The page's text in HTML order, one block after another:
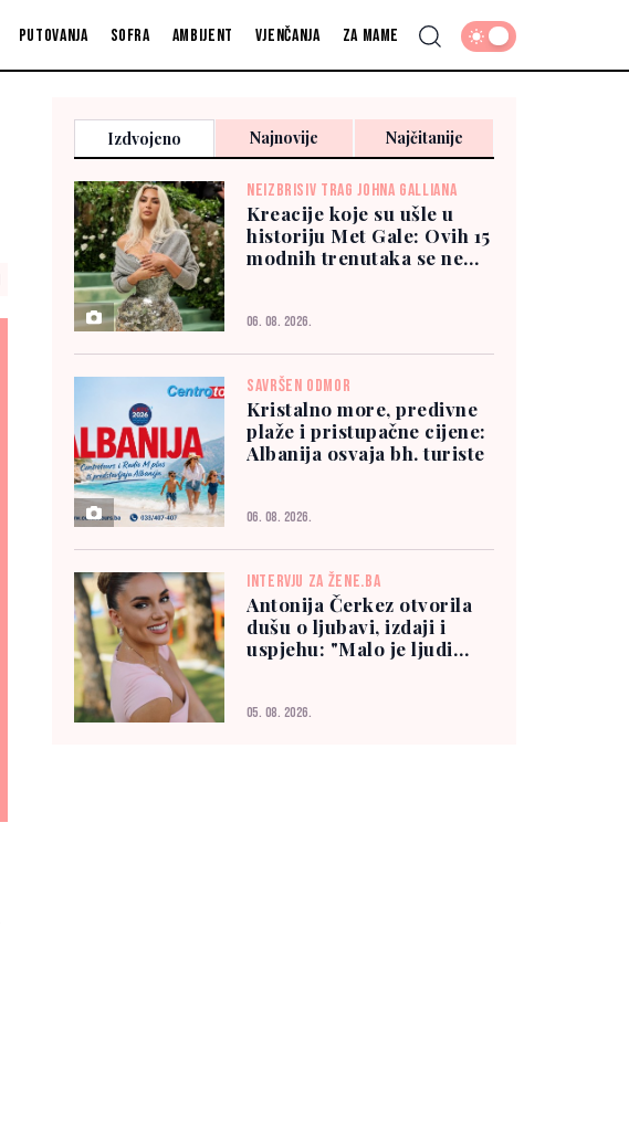
Putovanja Sofra Ambijent Vjenčanja Za mame
Izdvojeno Najnovije Najčitanije
NEIZBRISIV TRAG JOHNA GALLIANA
Kreacije koje su ušle u
historiju Met Gale: Ovih 15
modnih trenutaka se ne
06. 08. 2026.
SAVRŠEN ODMOR
Kristalno more, predivne
plaže i pristupačne cijene:
Albanija osvaja bh. turiste
06. 08. 2026.
INTERVJU ZA ŽENE.BA
Antonija Čerkez otvorila
dušu o ljubavi, izdaji i
uspjehu: "Malo je ljudi
05. 08. 2026.